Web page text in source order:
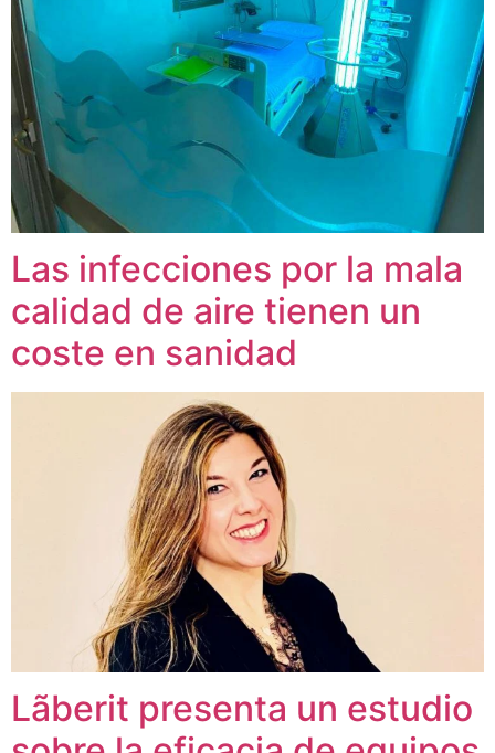
Las infecciones por la mala
calidad de aire tienen un
coste en sanidad
Lãberit presenta un estudio